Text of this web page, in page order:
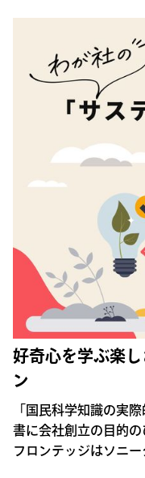
好奇心を学ぶ楽
ン
「国民科学知識の実
書に会社創立の目的の
フロンテッジはソニ